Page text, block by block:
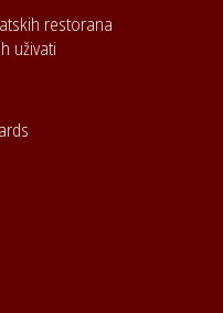
restorana
uživati